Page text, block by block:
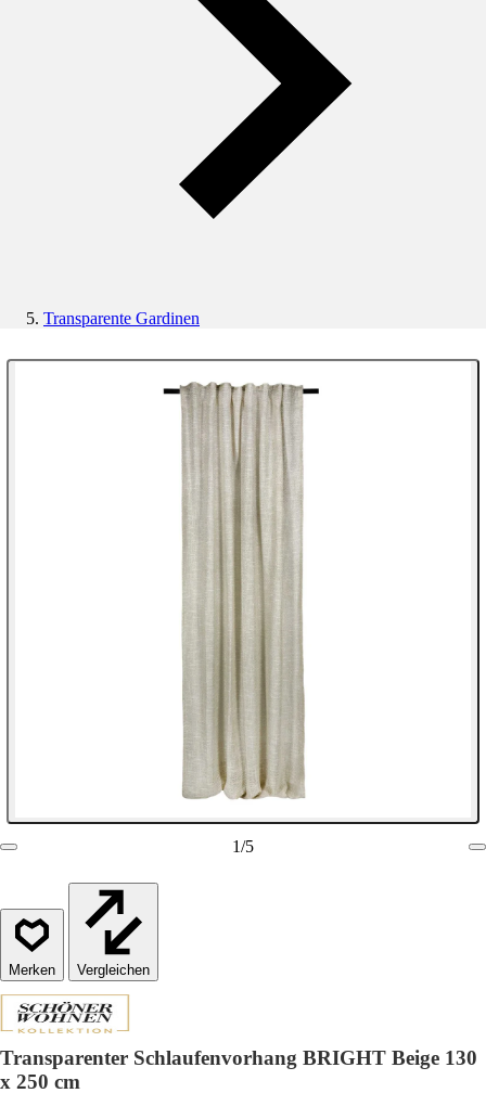
Transparente Gardinen
1/5
Vergleichen
Transparenter Schlaufenvorhang BRIGHT Beige 130
x 250 cm